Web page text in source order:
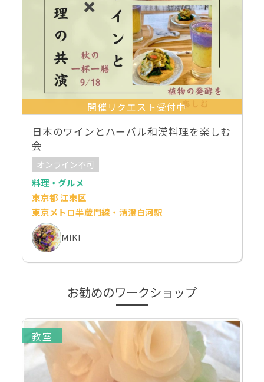
開催リクエスト受付中
日本のワインとハーバル和漢料理を楽しむ
会
オンライン不可
料理・グルメ
東京都 江東区
東京メトロ半蔵門線・清澄白河駅
MIKI
お勧めのワークショップ
教室